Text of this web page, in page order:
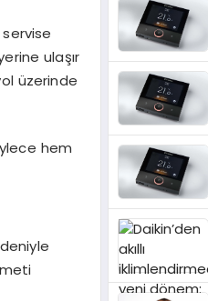
ulaşır
üzerinde
hem